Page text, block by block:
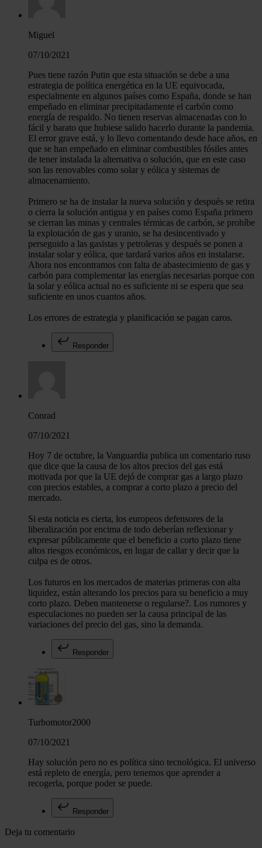
Miguel
07/10/2021
Pues tiene razón Putin que esta situación se debe a una
estrategia de política energética en la UE equivocada,
especialmente en algunos países como España, donde se han
empeñado en eliminar precipitadamente el carbón como
energía de respaldo. No tienen reservas almacenadas con lo
fácil y barato que hubiese salido hacerlo durante la pandemia.
El error grave está, y lo llevo comentando desde hace años, en
que se han empeñado en eliminar combustibles fósiles antes
de tener instalada la alternativa o solución, que en este caso
son las renovables como solar y eólica y sistemas de
almacenamiento.
Primero se ha de instalar la nueva solución y después se retira
o cierra la solución antigua y en países como España primero
se cierran las minas y centrales térmicas de carbón, se prohíbe
la explotación de gas y uranio, se ha desincentivado y
perseguido a las gasistas y petroleras y después se ponen a
instalar solar y eólica, que tardará varios años en instalarse.
Ahora nos encontramos con falta de abastecimiento de gas y
carbón para complementar las energías necesarias porque con
la solar y eólica actual no es suficiente ni se espera que sea
suficiente en unos cuantos años.
Los errores de estrategia y planificación se pagan caros.
Responder
Conrad
07/10/2021
Hoy 7 de octubre, la Vanguardia publica un comentario ruso
que dice que la causa de los altos precios del gas está
motivada por que la UE dejó de comprar gas a largo plazo
con precios estables, a comprar a corto plazo a precio del
mercado.
Si esta noticia es cierta, los europeos defensores de la
liberalización por encima de todo deberían reflexionar y
expresar públicamente que el beneficio a corto plazo tiene
altos riesgos económicos, en lugar de callar y decir que la
culpa es de otros.
Los futuros en los mercados de materias primeras con alta
liquidez, están alterando los precios para su beneficio a muy
corto plazo. Deben mantenerse o regularse?. Los rumores y
especulaciones no pueden ser la causa principal de las
variaciones del precio del gas, sino la demanda.
Responder
Turbomotor2000
07/10/2021
Hay solución pero no es política sino tecnológica. El universo
está repleto de energía, pero tenemos que aprender a
recogerla, porque poder se puede.
Responder
Deja tu comentario